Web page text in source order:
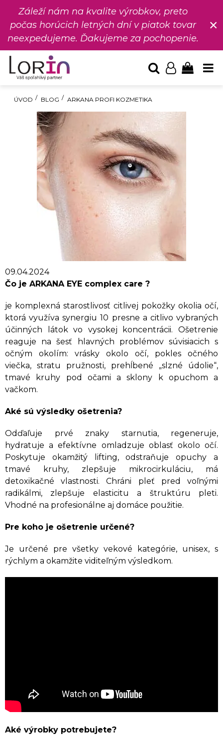
Záleží nám na kvalite výrobkov, preto
počas horúcich letných dní v piatok tovar
neexpedujeme. Ďakujeme za pochopenie.
×
ÚVOD BLOG ARKANA PROFI KOZMETIKA
09.04.2024
Čo je ARKANA EYE complex care ?
je komplexná starostlivosť citlivej pokožky okolia očí,
ktorá využíva synergiu 10 presne a citlivo vybraných
účinných látok vo vysokej koncentrácii. Ošetrenie
reaguje na šesť hlavných problémov súvisiacich s
očným okolím: vrásky okolo očí, pokles očného
viečka, stratu pružnosti, prehĺbené „slzné údolie“,
tmavé kruhy pod očami a sklony k opuchom a
vačkom.
Aké sú výsledky ošetrenia?
Odďaľuje prvé znaky starnutia, regeneruje,
hydratuje a efektívne omladzuje oblasť okolo očí.
Poskytuje okamžitý lifting, odstraňuje opuchy a
tmavé kruhy, zlepšuje mikrocirkuláciu, má
detoxikačné vlastnosti. Chráni pleť pred voľnými
radikálmi, zlepšuje elasticitu a štruktúru pleti.
Vhodné na profesionálne aj domáce použitie.
Pre koho je ošetrenie určené?
Je určené pre všetky vekové kategórie, unisex, s
rýchlym a okamžite viditeľným výsledkom.
Aké výrobky potrebujete?